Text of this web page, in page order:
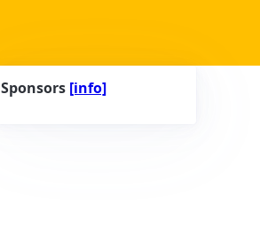
Sponsors [info]